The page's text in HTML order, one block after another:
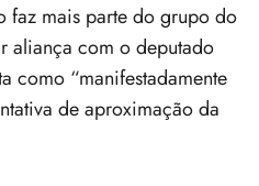
faz mais parte do grupo do
aliança com o deputado
como “manifestadamente
de aproximação da